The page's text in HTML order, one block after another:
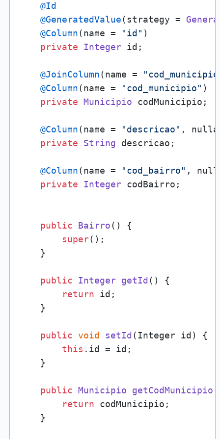
@Id
@GeneratedValue(strategy =
@Column(name = "id" )
private
Integer id;
@JoinColumn(name =
@Column(name = "cod_municipio" )
private Municipio codMunicipio;
@Column(name = "descricao" ,
private
String descricao;
@Column(name = "cod_bairro" ,
private
Integer codBairro;
public Bairro() {
super();
    }
public Integer getId ( ) {
return id;
    }
public void setId (Integer id ) {
this . id
= id;
    }
public Municipio getCodMunicipio(
return codMunicipio;
    }